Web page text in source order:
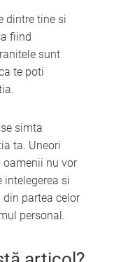
dintre tine si
fiind
sunt
te poti
simta
ta. Uneori
oamenii nu vor
intelegerea si
partea celor
personal.